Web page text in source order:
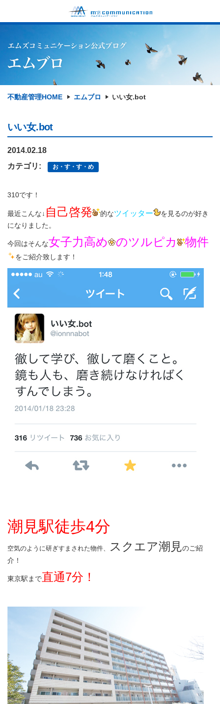
不動産管理HOME エムブロ いい女.bot
いい女.bot
2014.02.18
カテゴリ:
お・す・す・め
310です！
最近こんな↓ 自己啓発 的なツイッター
を見るのが好き
になりました。
今回はそんな女子力高め のツルピカ 物件
をご紹介致します！
潮見駅徒歩4分
空気のように研ぎすまされた物件、 スクエア潮見のご紹
介！
東京駅まで直通7分！